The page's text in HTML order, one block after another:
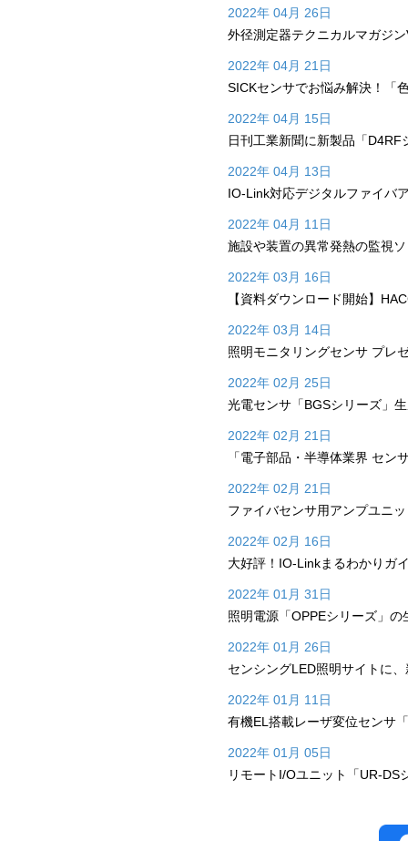
2022年 04月 26日
外径測定器テクニカルマガジ
2022年 04月 21日
SICKセンサでお悩み解決！「
2022年 04月 15日
日刊工業新聞に新製品「
2022年 04月 13日
IO-Link対応デジタルファイバ
2022年 04月 11日
施設や装置の異常発熱の監視
2022年 03月 16日
【資料ダウンロード開始】
2022年 03月 14日
照明モニタリングセンサ プレ
2022年 02月 25日
光電センサ「BGSシリーズ」
2022年 02月 21日
「電子部品・半導体業界 セン
2022年 02月 21日
ファイバセンサ用アンプユニ
2022年 02月 16日
大好評！IO-Linkまるわかりガ
2022年 01月 31日
照明電源「OPPEシリーズ」
2022年 01月 26日
センシングLED照明サイトに
2022年 01月 11日
有機EL搭載レーザ変位センサ
2022年 01月 05日
リモートI/Oユニット「UR-DS